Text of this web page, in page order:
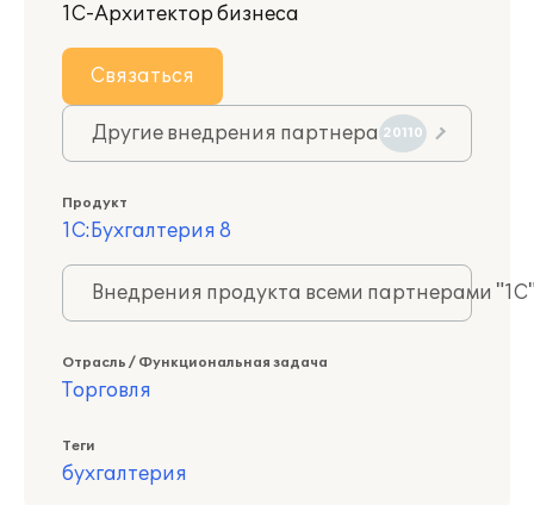
1С-Архитектор бизнеса
Связаться
Другие внедрения партнера 20110
Продукт
1С:Бухгалтерия 8
Внедрения продукта всеми партнерами
Отрасль / Функциональная задача
Торговля
Теги
бухгалтерия